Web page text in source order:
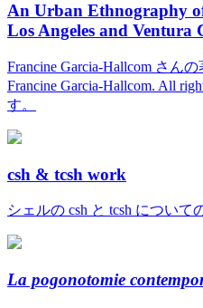
An Urban Ethnography
Los Angeles and Ventura
Francine Garcia-Hallcom さん
Francine Garcia-Hallcom. All
す。
csh & tcsh work
シェルの csh と tcsh について
La pogonotomie